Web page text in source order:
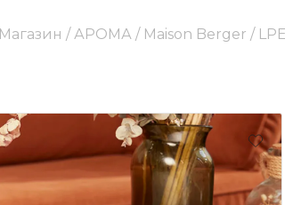
Магазин / АРОМА / Maison Berger /